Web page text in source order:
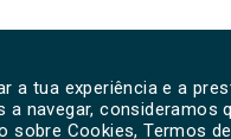
a tua experiência e a
navegar, consideramos
sobre Cookies, Termos